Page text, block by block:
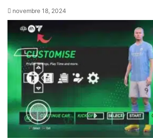
novembre 18, 2024